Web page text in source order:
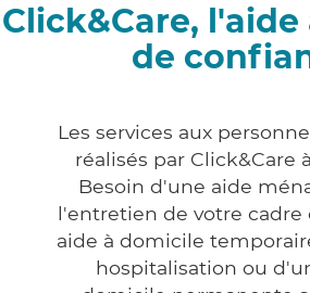
Click&Care,
de
Les services aux
réalisés par Click&Care
Besoin d'une aide
l'entretien de votre cadre
aide à domicile
hospitalisation ou